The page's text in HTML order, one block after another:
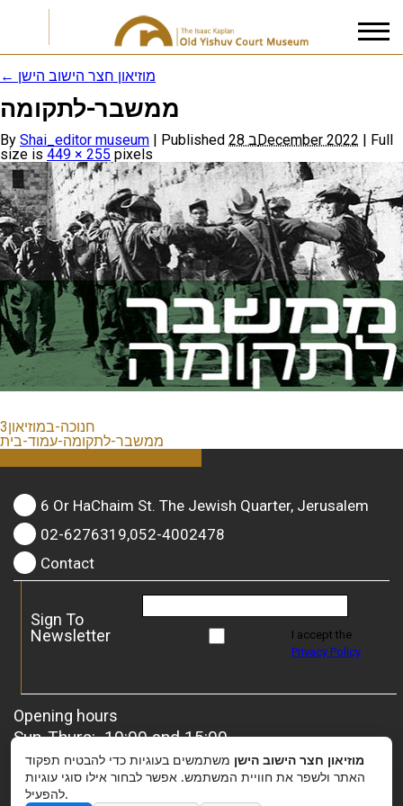
I accept thePrivacy Policy
← מוזיאון חצר הישוב הישן
ממשבר-לתקומה
By Shai_editor museum | Published 28 בDecember 2022 | Full
size is 449 × 255 pixels
חנוכה-במוזיאון3
ממשבר-לתקומה-עמוד-בית
6 Or HaChaim St. The Jewish Quarter, Jerusalem
02-6276319,052-4002478
Contact
Sign To
Newsletter
I accept the
Privacy Policy
Opening hours
Sun-Thurs: 10:00 and 15:00
Friday: 10:00 and 13:00
For groups– it is possible to coordinate a special
opening.
מוזיאון חצר הישוב הישן משתמשים בעוגיות כדי להבטיח תפקוד
האתר ולשפר את חוויית המשתמש. אפשר לבחור אילו סוגי עוגיות
להפעיל.